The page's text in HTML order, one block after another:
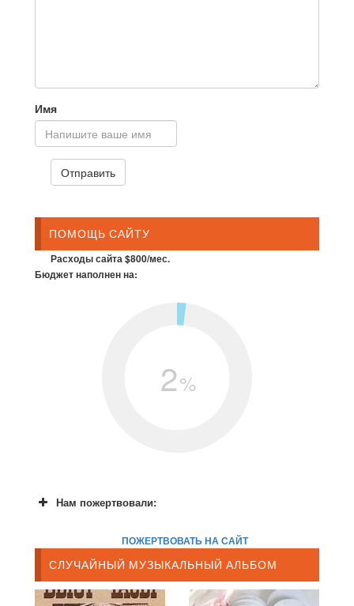
Имя
ПОМОЩЬ САЙТУ
Расходы сайта $800/мес.
Бюджет наполнен на:
2%
Нам пожертвовали:
ПОЖЕРТВОВАТЬ НА САЙТ
СЛУЧАЙНЫЙ МУЗЫКАЛЬНЫЙ АЛЬБОМ